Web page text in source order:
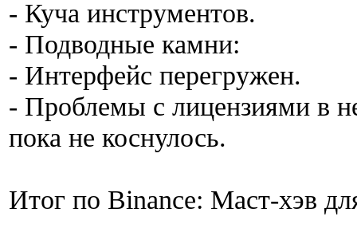
- Куча инструментов.
- Подводные камни:
- Интерфейс перегружен.
- Проблемы с лицензиями в
пока не коснулось.
Итог по Binance: Маст-хэв